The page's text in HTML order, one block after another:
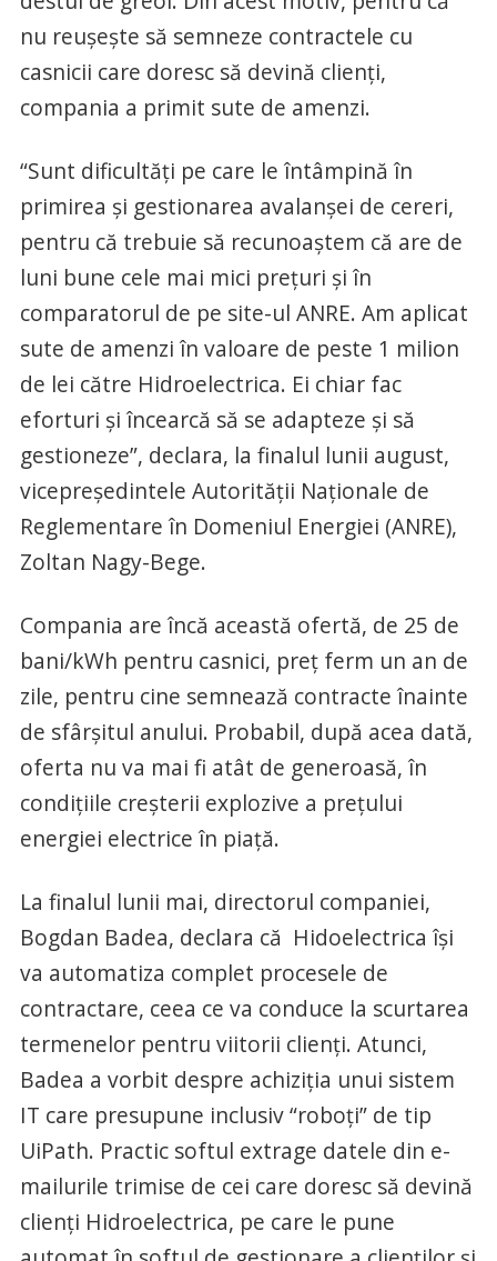
nu reușește să semneze contractele cu
casnicii care doresc să devină clienți,
compania a primit sute de amenzi.
“Sunt dificultăți pe care le întâmpină în
primirea și gestionarea avalanșei de cereri,
pentru că trebuie să recunoaștem că are de
luni bune cele mai mici prețuri și în
comparatorul de pe site-ul ANRE. Am aplicat
sute de amenzi în valoare de peste 1 milion
de lei către Hidroelectrica. Ei chiar fac
eforturi și încearcă să se adapteze și să
gestioneze”, declara, la finalul lunii august,
vicepreședintele Autorității Naționale de
Reglementare în Domeniul Energiei (ANRE),
Zoltan Nagy-Bege.
Compania are încă această ofertă, de 25 de
bani/kWh pentru casnici, preț ferm un an de
zile, pentru cine semnează contracte înainte
de sfârșitul anului. Probabil, după acea dată,
oferta nu va mai fi atât de generoasă, în
condițiile creșterii explozive a prețului
energiei electrice în piață.
La finalul lunii mai, directorul companiei,
Bogdan Badea, declara că Hidoelectrica își
va automatiza complet procesele de
contractare, ceea ce va conduce la scurtarea
termenelor pentru viitorii clienți. Atunci,
Badea a vorbit despre achiziția unui sistem
IT care presupune inclusiv “roboți” de tip
UiPath. Practic softul extrage datele din e-
mailurile trimise de cei care doresc să devină
clienți Hidroelectrica, pe care le pune